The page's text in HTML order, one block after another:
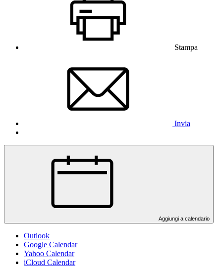
Stampa
Invia
Aggiungi a calendario
Outlook
Google Calendar
Yahoo Calendar
iCloud Calendar